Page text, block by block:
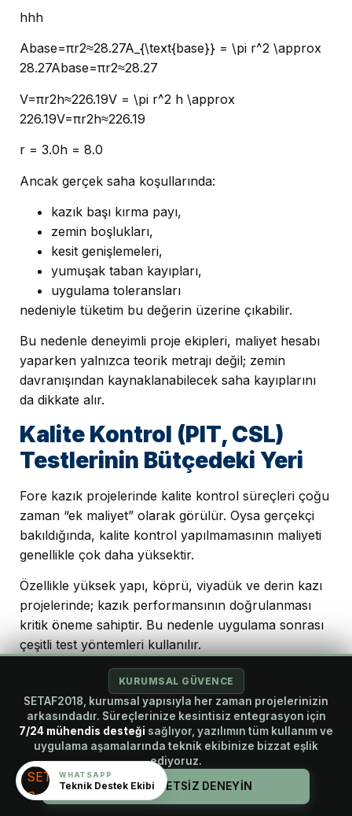
hhh
Abase=πr2≈28.27A_{\text{base}} = \pi r^2 \approx
28.27Abase​=πr2≈28.27
V=πr2h≈226.19V = \pi r^2 h \approx
226.19V=πr2h≈226.19
r = 3.0h = 8.0
Ancak gerçek saha koşullarında:
kazık başı kırma payı,
zemin boşlukları,
kesit genişlemeleri,
yumuşak taban kayıpları,
uygulama toleransları
nedeniyle tüketim bu değerin üzerine çıkabilir.
Bu nedenle deneyimli proje ekipleri, maliyet hesabı
yaparken yalnızca teorik metrajı değil; zemin
davranışından kaynaklanabilecek saha kayıplarını
da dikkate alır.
Kalite Kontrol (PIT, CSL)
Testlerinin Bütçedeki Yeri
Fore kazık projelerinde kalite kontrol süreçleri çoğu
zaman “ek maliyet” olarak görülür. Oysa gerçekçi
bakıldığında, kalite kontrol yapılmamasının maliyeti
genellikle çok daha yüksektir.
Özellikle yüksek yapı, köprü, viyadük ve derin kazı
projelerinde; kazık performansının doğrulanması
kritik öneme sahiptir. Bu nedenle uygulama sonrası
çeşitli test yöntemleri kullanılır.
En yaygın kalite kontrol yöntemleri arasında:
PIT (Pile Integrity Test),
CSL (Crosshole Sonic Logging),
yükleme testleri,
beton dayanım kontrolleri
yer alır.
KURUMSAL GÜVENCE
SETAF2018, kurumsal yapısıyla her zaman projelerinizin
arkasındadır. Süreçlerinize kesintisiz entegrasyon için
7/24 mühendis desteği sağlıyor, yazılımın tüm kullanım ve
uygulama aşamalarında teknik ekibinize bizzat eşlik
ediyoruz.
HEMEN ÜCRETSİZ DENEYİN
WHATSAPP
Teknik Destek Ekibi